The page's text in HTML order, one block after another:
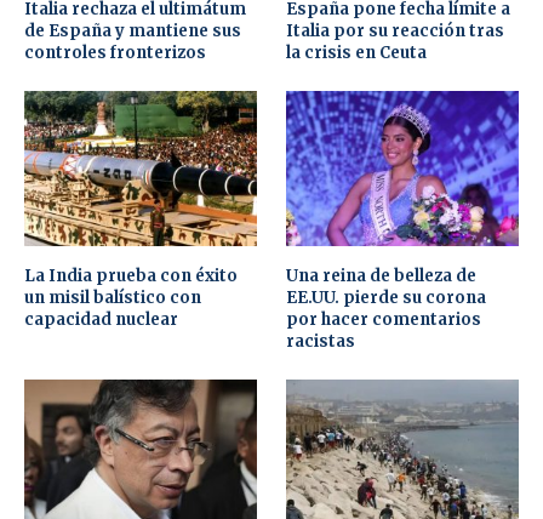
Italia rechaza el ultimátum
de España y mantiene sus
controles fronterizos
España pone fecha límite a
Italia por su reacción tras
la crisis en Ceuta
La India prueba con éxito
un misil balístico con
capacidad nuclear
Una reina de belleza de
EE.UU. pierde su corona
por hacer comentarios
racistas